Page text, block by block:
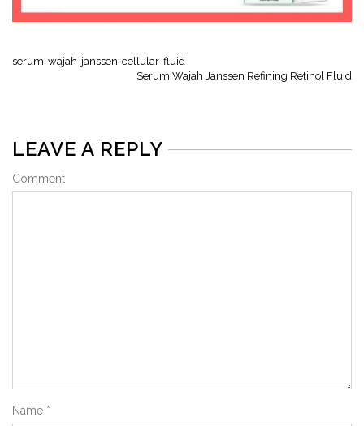
serum-wajah-janssen-cellular-fluid
Serum Wajah Janssen Refining Retinol Fluid
LEAVE A REPLY
Comment
Name *